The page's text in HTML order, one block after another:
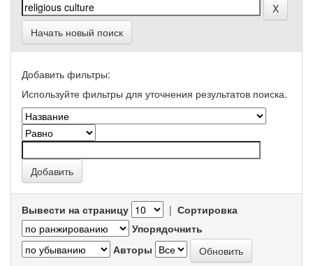
Начать новый поиск
Добавить фильтры:
Используйте фильтры для уточнения результатов поиска.
Вывести на страницу | Сортировка
Упорядочнить
Авторы